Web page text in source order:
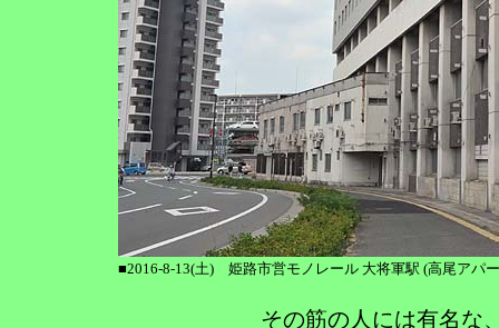
■2016-8-13(土) 姫路市営モノレール 大将軍駅 (高尾アパ
その筋の人には有名な